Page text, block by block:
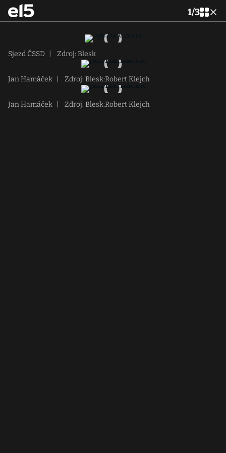
1/3
Sjezd ČSSD Zdroj: Blesk
Jan Hamáček Zdroj: Blesk:Robert Klejch
Jan Hamáček Zdroj: Blesk:Robert Klejch